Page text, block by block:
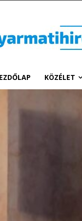
KÖZÉLET